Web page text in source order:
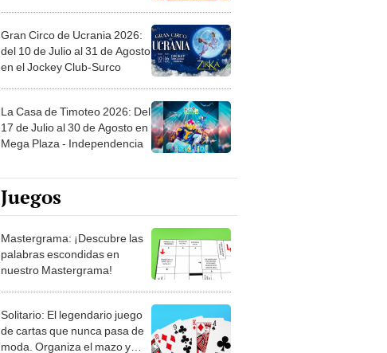
Gran Circo de Ucrania 2026:
del 10 de Julio al 31 de Agosto
en el Jockey Club-Surco
La Casa de Timoteo 2026: Del
17 de Julio al 30 de Agosto en
Mega Plaza - Independencia
Juegos
Mastergrama: ¡Descubre las
palabras escondidas en
nuestro Mastergrama!
Solitario: El legendario juego
de cartas que nunca pasa de
moda. Organiza el mazo y